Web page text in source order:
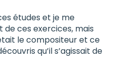
études et je me
ces exercices, mais
le compositeur et ce
qu’il s’agissait de